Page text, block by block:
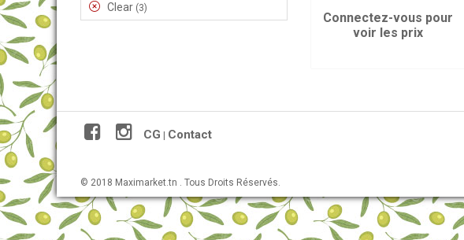
Clear (3)
Connectez-vous pour
voir les prix
CG Contact
© 2018 Maximarket.tn . Tous Droits Réservés.